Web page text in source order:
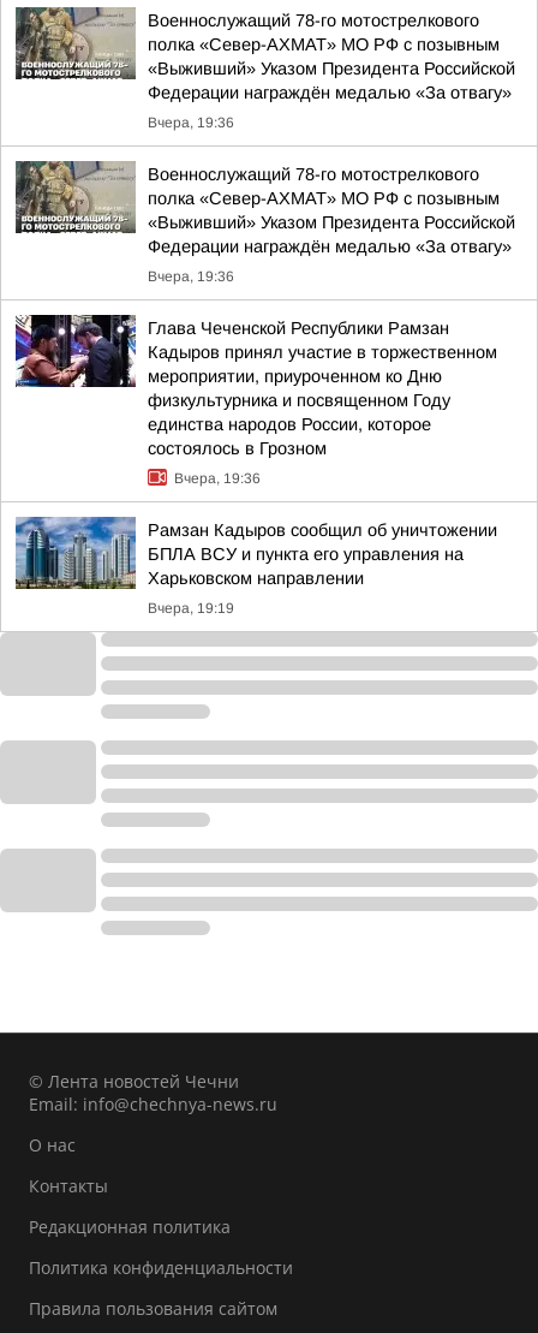
Военнослужащий 78-го мотострелкового
полка «Север-АХМАТ» МО РФ с позывным
«Выживший» Указом Президента Российской
Федерации награждён медалью «За отвагу»
Вчера, 19:36
Военнослужащий 78-го мотострелкового
полка «Север-АХМАТ» МО РФ с позывным
«Выживший» Указом Президента Российской
Федерации награждён медалью «За отвагу»
Вчера, 19:36
Глава Чеченской Республики Рамзан
Кадыров принял участие в торжественном
мероприятии, приуроченном ко Дню
физкультурника и посвященном Году
единства народов России, которое
состоялось в Грозном
Вчера, 19:36
Рамзан Кадыров сообщил об уничтожении
БПЛА ВСУ и пункта его управления на
Харьковском направлении
Вчера, 19:19
© Лента новостей Чечни
Email: info@chechnya-news.ru
О нас
Контакты
Редакционная политика
Политика конфиденциальности
Правила пользования сайтом